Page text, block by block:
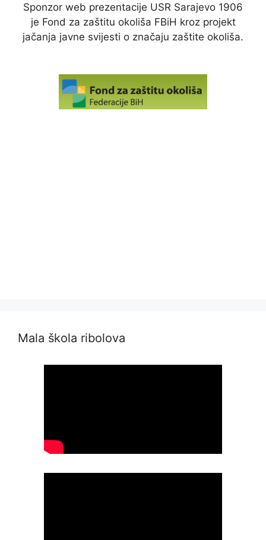
Sponzor web prezentacije USR Sarajevo 1906
je Fond za zaštitu okoliša FBiH kroz projekt
jačanja javne svijesti o značaju zaštite okoliša.
Mala škola ribolova